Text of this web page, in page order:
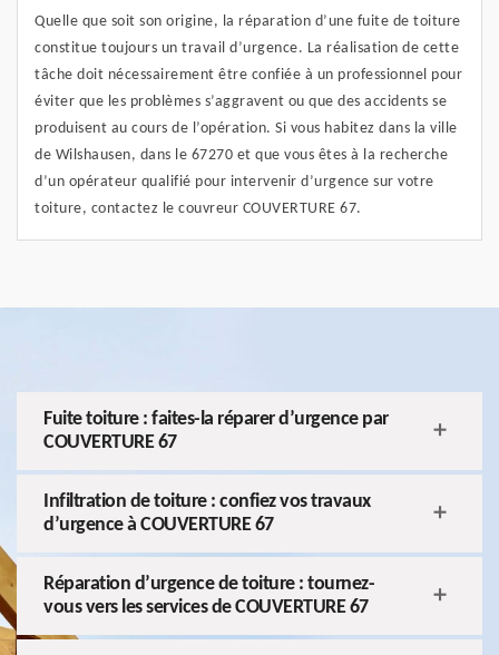
Quelle que soit son origine, la réparation d’une fuite de toiture
constitue toujours un travail d’urgence. La réalisation de cette
tâche doit nécessairement être confiée à un professionnel pour
éviter que les problèmes s’aggravent ou que des accidents se
produisent au cours de l’opération. Si vous habitez dans la ville
de Wilshausen, dans le 67270 et que vous êtes à la recherche
d’un opérateur qualifié pour intervenir d’urgence sur votre
toiture, contactez le couvreur COUVERTURE 67.
Fuite toiture : faites-la réparer d’urgence par
COUVERTURE 67
Infiltration de toiture : confiez vos travaux
d’urgence à COUVERTURE 67
Réparation d’urgence de toiture : tournez-
vous vers les services de COUVERTURE 67